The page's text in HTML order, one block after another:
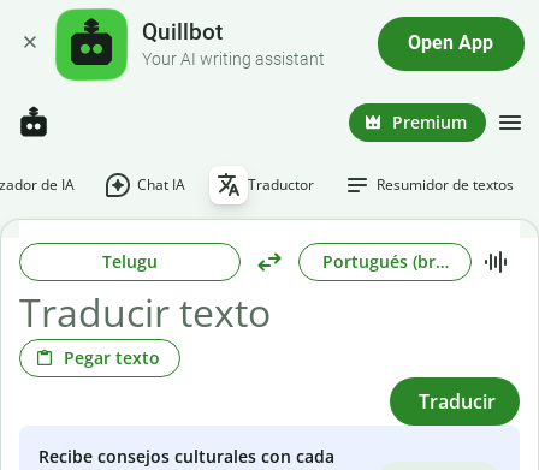
Quillbot
Your AI writing assistant
Open App
Premium
de IA Chat IA Traductor Resumidor de textos
Telugu Portugués (brasileño)
Pegar texto
Traducir
Recibe consejos culturales con cada